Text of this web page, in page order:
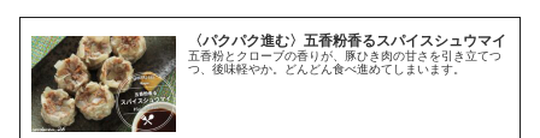
〈パクパク進む〉五香粉香るスパイスシュウマイ
五香粉とクローブの香りが、豚ひき肉の甘さを引き立てつ
つ、後味軽やか。どんどん食べ進めてしまいます。